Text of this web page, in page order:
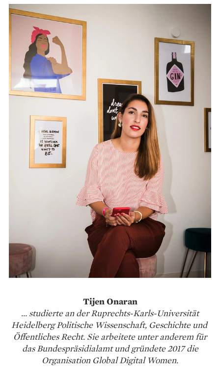
Tijen Onaran
... studierte an der Ruprechts-Karls-Universität
Heidelberg Politische Wissenschaft, Geschichte und
Öffentliches Recht. Sie arbeitete unter anderem für
das Bundespräsidialamt und gründete 2017 die
Organisation Global Digital Women.